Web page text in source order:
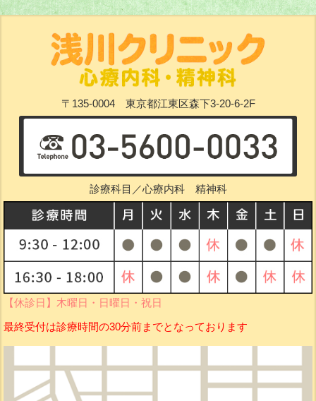
〒135-0004 東京都江東区森下3-20-6-2F
診療科目／心療内科 精神科
【休診日】木曜日・日曜日・祝日
最終受付は診療時間の30分前までとなっております